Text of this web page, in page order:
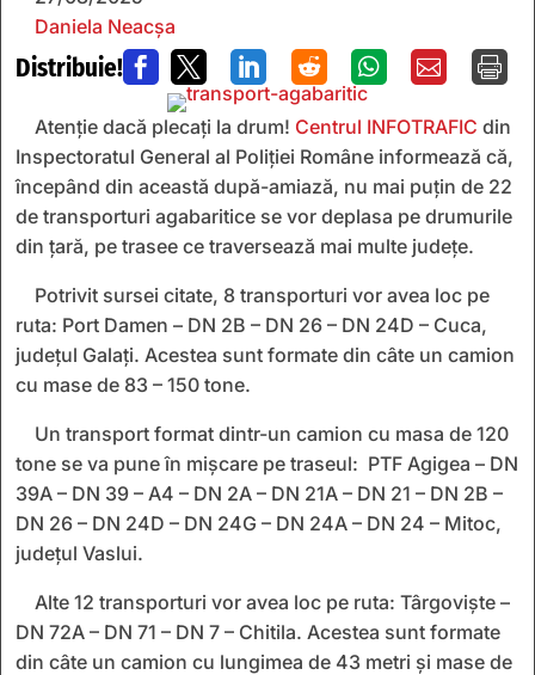
Daniela Neacșa
Distribuie!       
Atenție dacă plecați la drum! Centrul INFOTRAFIC din
Inspectoratul General al Poliției Române informează că,
începând din această după-amiază, nu mai puțin de 22
de transporturi agabaritice se vor deplasa pe drumurile
din țară, pe trasee ce traversează mai multe județe.
Potrivit sursei citate, 8 transporturi vor avea loc pe
ruta: Port Damen – DN 2B – DN 26 – DN 24D – Cuca,
județul Galați. Acestea sunt formate din câte un camion
cu mase de 83 – 150 tone.
Un transport format dintr-un camion cu masa de 120
tone se va pune în mișcare pe traseul: PTF Agigea – DN
39A – DN 39 – A4 – DN 2A – DN 21A – DN 21 – DN 2B –
DN 26 – DN 24D – DN 24G – DN 24A – DN 24 – Mitoc,
județul Vaslui.
Alte 12 transporturi vor avea loc pe ruta: Târgoviște –
DN 72A – DN 71 – DN 7 – Chitila. Acestea sunt formate
din câte un camion cu lungimea de 43 metri și mase de